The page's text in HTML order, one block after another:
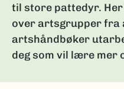
til store pattedyr.
over artsgrupper fra
artshåndbøker
deg som vil lære mer